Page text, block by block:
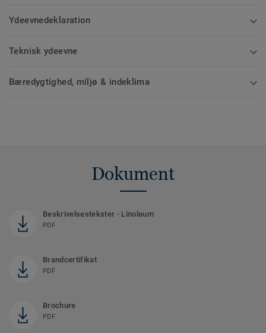
Ydeevnedeklaration
Teknisk ydeevne
Bæredygtighed, miljø & indeklima
Dokument
Beskrivelsestekster - Linoleum
PDF
Brandcertifikat
PDF
Brochure
PDF